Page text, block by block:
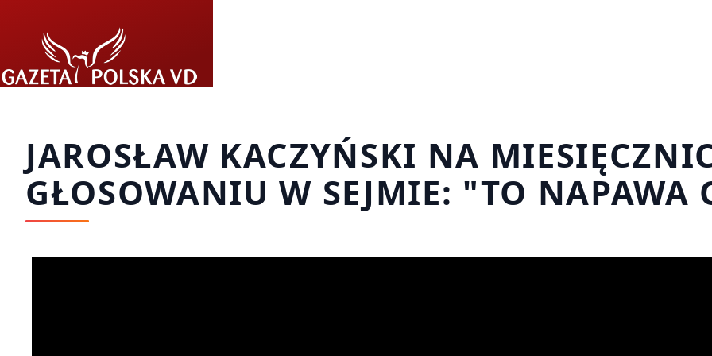
JAROSŁAW KACZYŃSKI NA
GŁOSOWANIU W SEJMIE: "TO NAPAWA